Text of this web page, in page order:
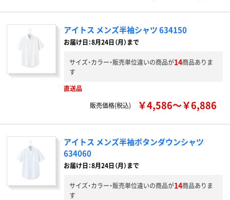
アイトス メンズ半袖シャツ 634150
お届け日：8月24日（月）まで
サイズ・カラー・販売単位違いの商品が14商品ありま
す
直送品
販売価格(税込)
￥4,586～￥6,886
アイトス メンズ半袖ボタンダウンシャツ
634060
お届け日：8月24日（月）まで
サイズ・カラー・販売単位違いの商品が14商品ありま
す